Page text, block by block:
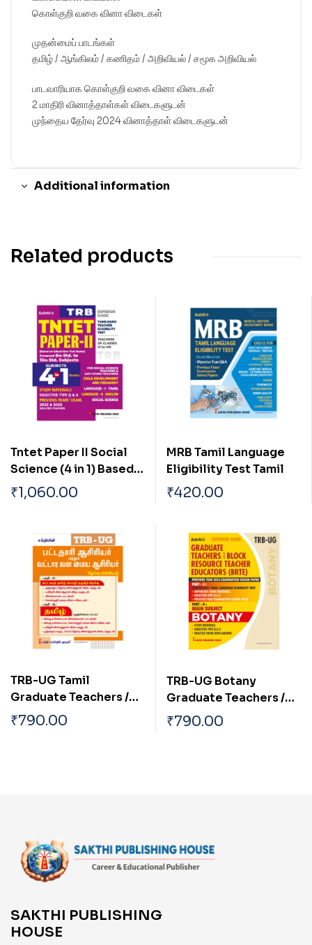
கொள்குறி வகை வினா விடைகள்
முதன்மைப் பாடங்கள்
தமிழ் / ஆங்கிலம் / கணிதம் / அறிவியல் / சமூக அறிவியல்
பாடவாரியாக கொள்குறி வகை வினா விடைகள்
2 மாதிரி வினாத்தாள்கள் விடைகளுடன்
முந்தைய தேர்வு 2024 வினாத்தாள் விடைகளுடன்
Additional information
Related products
Tntet Paper II Social
Science (4 in 1) Based
on School New Text
Books (English)
₹1,060.00
MRB Tamil Language
Eligibility Test Tamil
₹420.00
TRB-UG Tamil
Graduate Teachers /
Block Resource
₹790.00
TRB-UG Botany
Graduate Teachers /
Block Resource
₹790.00
SAKTHI PUBLISHING
HOUSE